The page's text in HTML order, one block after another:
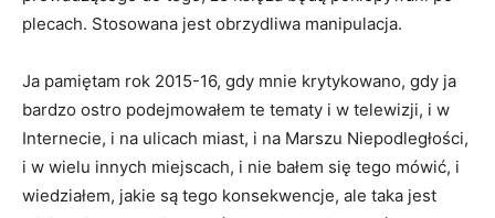
plecach. Stosowana jest obrzydliwa manipulacja.
Ja pamiętam rok 2015-16, gdy mnie krytykowano, gdy ja
bardzo ostro podejmowałem te tematy i w telewizji, i w
Internecie, i na ulicach miast, i na Marszu Niepodległości,
i w wielu innych miejscach, i nie bałem się tego mówić, i
wiedziałem, jakie są tego konsekwencje, ale taka jest